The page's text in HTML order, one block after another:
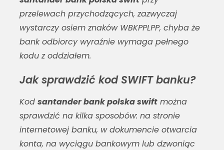
przelewach przychodzących, zazwyczaj
wystarczy osiem znaków WBKPPLPP, chyba że
bank odbiorcy wyraźnie wymaga pełnego
kodu z oddziałem.
Jak sprawdzić kod SWIFT banku?
Kod santander bank polska swiftmożna
sprawdzić na kilka sposobów: na stronie
internetowej banku, w dokumencie otwarcia
konta, na wyciągu bankowym lub dzwoniąc